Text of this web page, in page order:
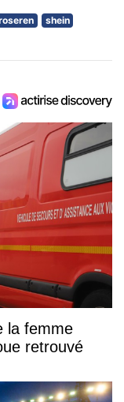
shein
la femme
retrouvé